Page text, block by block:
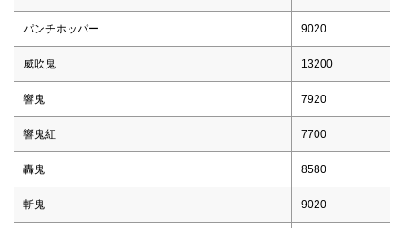
パンチホッパー 9020
威吹鬼 13200
響鬼 7920
響鬼紅 7700
轟鬼 8580
斬鬼 9020